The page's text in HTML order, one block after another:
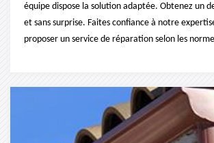
équipe dispose la solution adaptée. Obtenez un
et sans surprise. Faites confiance à notre
proposer un service de réparation selon les